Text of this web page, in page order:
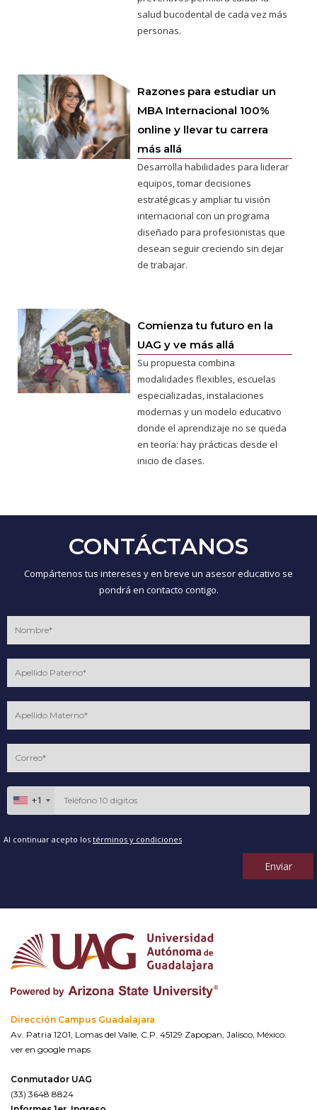
salud bucodental de cada vez más
personas.
Razones para estudiar un
MBA Internacional 100%
online y llevar tu carrera
más allá
Desarrolla habilidades para liderar
equipos, tomar decisiones
estratégicas y ampliar tu visión
internacional con un programa
diseñado para profesionistas que
desean seguir creciendo sin dejar
de trabajar.
Comienza tu futuro en la
UAG y ve más allá
Su propuesta combina
modalidades flexibles, escuelas
especializadas, instalaciones
modernas y un modelo educativo
donde el aprendizaje no se queda
en teoría: hay prácticas desde el
inicio de clases.
CONTÁCTANOS
Compártenos tus intereses y en breve un asesor educativo se
pondrá en contacto contigo.
+1
Al continuar acepto los términos y condiciones
Enviar
Dirección Campus Guadalajara
Av. Patria 1201, Lomas del Valle, C.P. 45129 Zapopan, Jalisco, México.
ver en google maps
Conmutador UAG
(33) 3648 8824